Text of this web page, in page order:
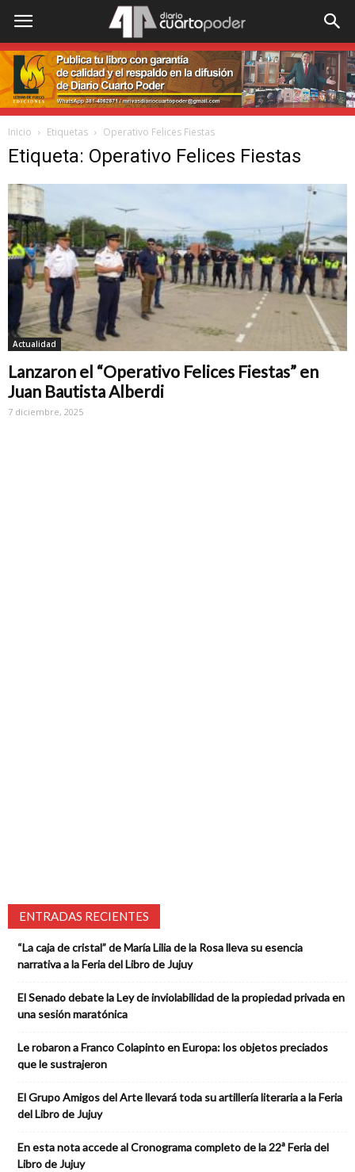
Inicio Etiquetas Operativo Felices Fiestas
Etiqueta: Operativo Felices Fiestas
Actualidad
Lanzaron el “Operativo Felices Fiestas” en
Juan Bautista Alberdi
7 diciembre, 2025
ENTRADAS RECIENTES
“La caja de cristal” de María Lilia de la Rosa lleva su esencia
narrativa a la Feria del Libro de Jujuy
El Senado debate la Ley de inviolabilidad de la propiedad privada en
una sesión maratónica
Le robaron a Franco Colapinto en Europa: los objetos preciados
que le sustrajeron
El Grupo Amigos del Arte llevará toda su artillería literaria a la Feria
del Libro de Jujuy
En esta nota accede al Cronograma completo de la 22ª Feria del
Libro de Jujuy